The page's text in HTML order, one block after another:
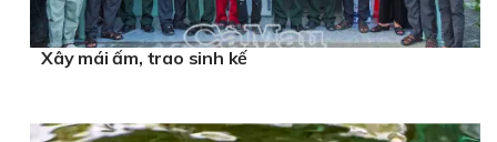
Xây mái ấm, trao sinh kế